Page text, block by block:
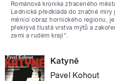
Románová kronika ztraceného
Lednická předkládá do značné
měnící obraz hornického regionu,
překrývá tlustá vrstva mýtů a
zemi a rudém kraji“.
Katyně
Pavel Kohout